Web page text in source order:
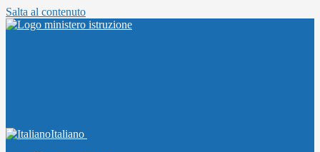
Salta al contenuto
Italiano